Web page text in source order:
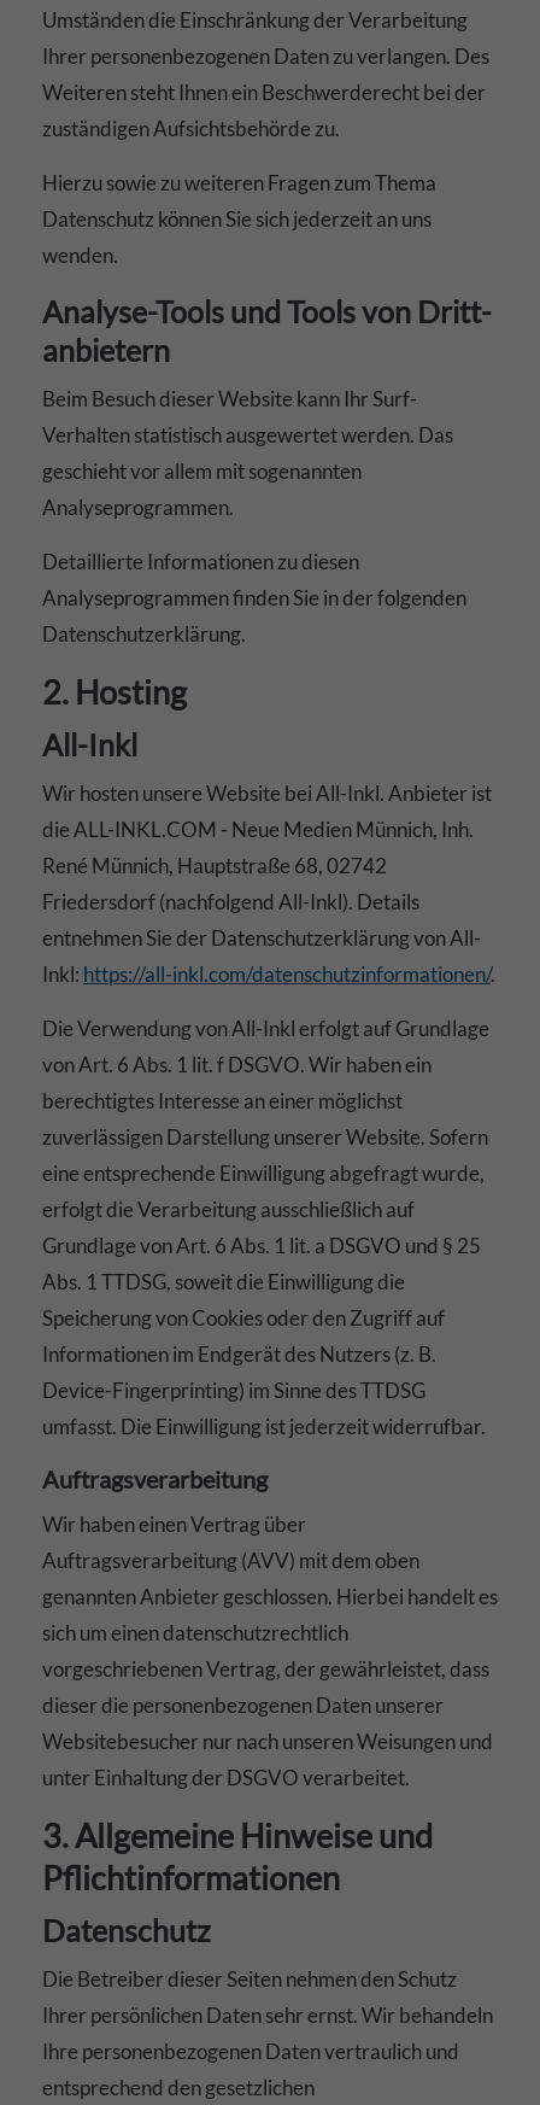
Umständen die Einschränkung der Verarbeitung
Ihrer personenbezogenen Daten zu verlangen. Des
Weiteren steht Ihnen ein Beschwerderecht bei der
zuständigen Aufsichtsbehörde zu.
Hierzu sowie zu weiteren Fragen zum Thema
Datenschutz können Sie sich jederzeit an uns
wenden.
Analyse-Tools und Tools von Dritt­
anbietern
Beim Besuch dieser Website kann Ihr Surf-
Verhalten statistisch ausgewertet werden. Das
geschieht vor allem mit sogenannten
Analyseprogrammen.
Detaillierte Informationen zu diesen
Analyseprogrammen finden Sie in der folgenden
Datenschutzerklärung.
2. Hosting
All-Inkl
Wir hosten unsere Website bei All-Inkl. Anbieter ist
die ALL-INKL.COM - Neue Medien Münnich, Inh.
René Münnich, Hauptstraße 68, 02742
Friedersdorf (nachfolgend All-Inkl). Details
entnehmen Sie der Datenschutzerklärung von All-
Inkl: https://all-inkl.com/datenschutzinformationen/.
Die Verwendung von All-Inkl erfolgt auf Grundlage
von Art. 6 Abs. 1 lit. f DSGVO. Wir haben ein
berechtigtes Interesse an einer möglichst
zuverlässigen Darstellung unserer Website. Sofern
eine entsprechende Einwilligung abgefragt wurde,
erfolgt die Verarbeitung ausschließlich auf
Grundlage von Art. 6 Abs. 1 lit. a DSGVO und § 25
Abs. 1 TTDSG, soweit die Einwilligung die
Speicherung von Cookies oder den Zugriff auf
Informationen im Endgerät des Nutzers (z. B.
Device-Fingerprinting) im Sinne des TTDSG
umfasst. Die Einwilligung ist jederzeit widerrufbar.
Auftragsverarbeitung
Wir haben einen Vertrag über
Auftragsverarbeitung (AVV) mit dem oben
genannten Anbieter geschlossen. Hierbei handelt es
sich um einen datenschutzrechtlich
vorgeschriebenen Vertrag, der gewährleistet, dass
dieser die personenbezogenen Daten unserer
Websitebesucher nur nach unseren Weisungen und
unter Einhaltung der DSGVO verarbeitet.
3. Allgemeine Hinweise und
Pflicht­informationen
Datenschutz
Die Betreiber dieser Seiten nehmen den Schutz
Ihrer persönlichen Daten sehr ernst. Wir behandeln
Ihre personenbezogenen Daten vertraulich und
entsprechend den gesetzlichen